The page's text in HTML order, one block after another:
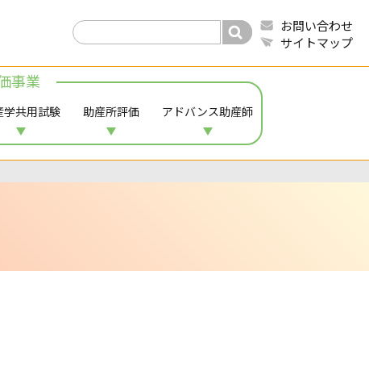
事業
学共用試験 助産所評価 アドバンス助産師
お問い合わせ
サイトマップ